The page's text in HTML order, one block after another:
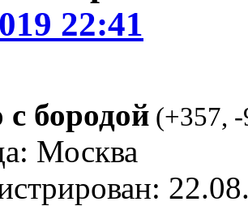
22:41
с бородой (+357,
Москва